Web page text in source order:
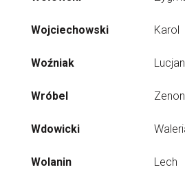
Wojciechowski Karol
Woźniak Lucjan
Wróbel
Wdowicki
Wolanin Lech